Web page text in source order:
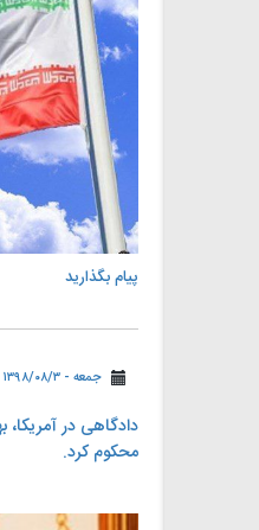
پیام بگذارید
جمعه - ۱۳۹۸/۰۸/۳ - ۱۳:۳۳
محکوم کرد.